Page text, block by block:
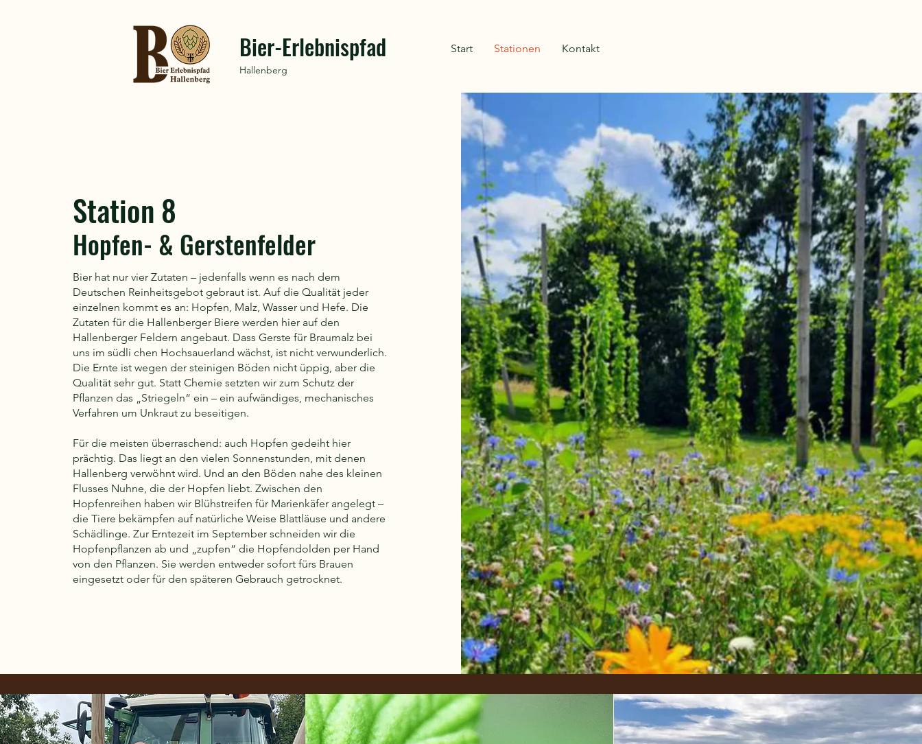
Bier-Erlebnispfad
Hallenberg
Start Stationen Kontakt
Station 8
Hopfen- & Gerstenfelder
Bier hat nur vier Zutaten – jedenfalls wenn es nach dem
Deutschen Reinheitsgebot gebraut ist. Auf die Qualität jeder
einzelnen kommt es an: Hopfen, Malz, Wasser und Hefe. Die
Zutaten für die Hallenberger Biere werden hier auf den
Hallenberger Feldern angebaut. Dass Gerste für Braumalz bei
uns im südli chen Hochsauerland wächst, ist nicht verwunderlich.
Die Ernte ist wegen der steinigen Böden nicht üppig, aber die
Qualität sehr gut. Statt Chemie setzten wir zum Schutz der
Pﬂanzen das „Striegeln“ ein – ein aufwändiges, mechanisches
Verfahren um Unkraut zu beseitigen.
Für die meisten überraschend: auch Hopfen gedeiht hier
prächtig. Das liegt an den vielen Sonnenstunden, mit denen
Hallenberg verwöhnt wird. Und an den Böden nahe des kleinen
Flusses Nuhne, die der Hopfen liebt. Zwischen den
Hopfenreihen haben wir Blühstreifen für Marienkäfer angelegt –
die Tiere bekämpfen auf natürliche Weise Blattläuse und andere
Schädlinge. Zur Erntezeit im September schneiden wir die
Hopfenpﬂanzen ab und „zupfen“ die Hopfendolden per Hand
von den Pﬂanzen. Sie werden entweder sofort fürs Brauen
eingesetzt oder für den späteren Gebrauch getrocknet.